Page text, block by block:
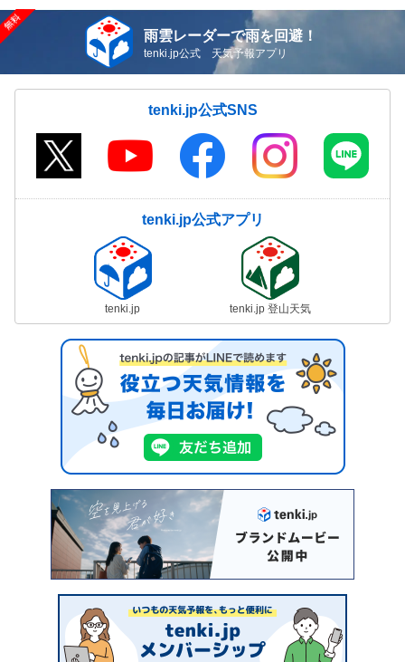
雨雲レーダーで雨を回避！
tenki.jp公式 天気予報アプリ
tenki.jp公式SNS
tenki.jp公式アプリ
tenki.jp tenki.jp 登山天気